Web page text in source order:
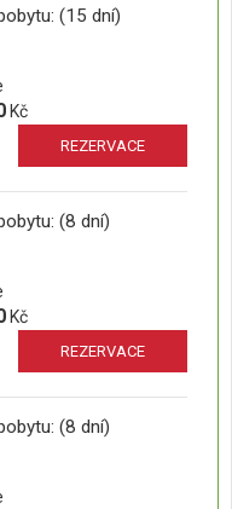
(15 dní)
Kč
REZERVACE
(8 dní)
Kč
REZERVACE
(8 dní)